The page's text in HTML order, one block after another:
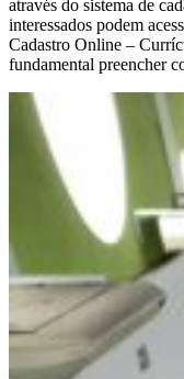
através do sistema de
interessados podem
Cadastro Online –
fundamental preencher